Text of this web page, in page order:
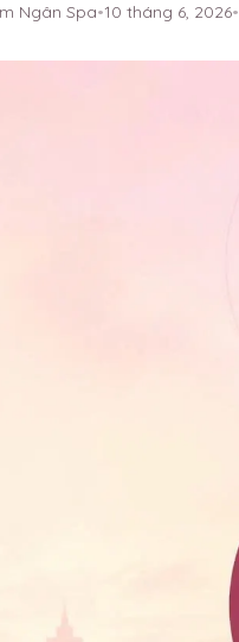
Ngân Spa•10 tháng 6, 2026•